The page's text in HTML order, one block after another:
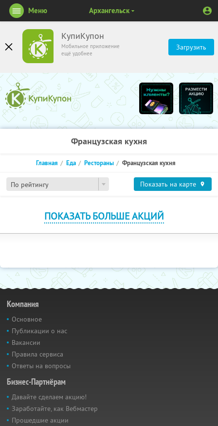
КупиКупон
Мобильное приложение
ещё удобнее
Загрузить
Меню Архангельск
Французская кухня
По рейтингу
Главная Еда Рестораны Французская кухня
Показать на карте
ПОКАЗАТЬ БОЛЬШЕ АКЦИЙ
Компания
Основное
Публикации о нас
Вакансии
Правила сервиса
Ответы на вопросы
Бизнес-Партнёрам
Давайте сделаем акцию!
Заработайте, как Вебмастер
Прошедшие акции